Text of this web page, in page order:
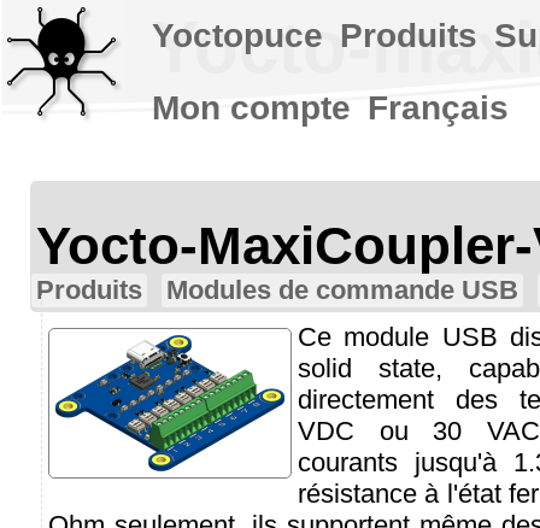
Yocto-
Yocto-
Produits
Modules de commande USB
Ce module USB
solid state,
directement des
VDC ou 30
courants jusqu'à
résistance à l'état
Yoctopuce Produits
Mon compte Français